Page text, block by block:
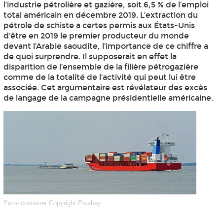
l’industrie pétrolière et gazière, soit 6,5 % de l’emploi
total américain en décembre 2019. L’extraction du
pétrole de schiste a certes permis aux États-Unis
d’être en 2019 le premier producteur du monde
devant l’Arabie saoudite, l’importance de ce chiffre a
de quoi surprendre. Il supposerait en effet la
disparition de l’ensemble de la filière pétrogazière
comme de la totalité de l’activité qui peut lui être
associée. Cet argumentaire est révélateur des excès
de langage de la campagne présidentielle américaine.
Porte container Copyright Pixabay